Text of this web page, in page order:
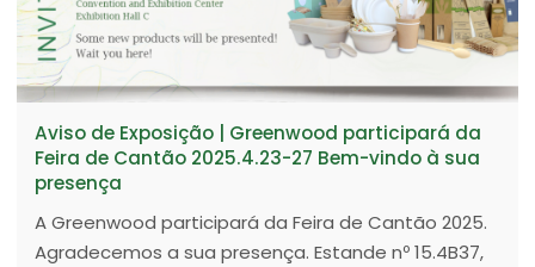
Aviso de Exposição | Greenwood participará da
Feira de Cantão 2025.4.23-27 Bem-vindo à sua
presença
A Greenwood participará da Feira de Cantão 2025.
Agradecemos a sua presença. Estande nº 15.4B37,